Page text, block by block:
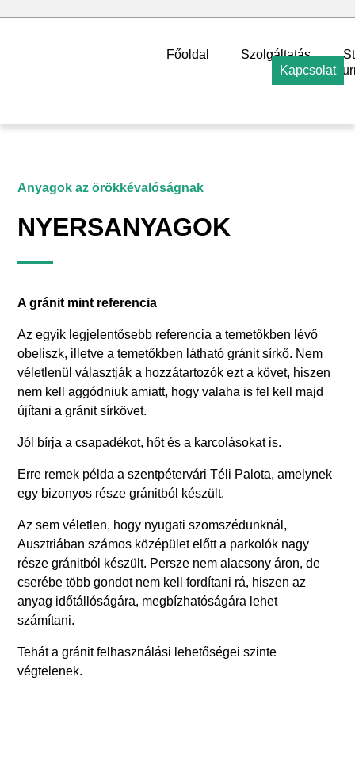
Főoldal Szolgáltatás
Kapcsolat
Anyagok az örökkévalóságnak
NYERSANYAGOK
A gránit mint referencia
Az egyik legjelentősebb referencia a temetőkben lévő
obeliszk, illetve a temetőkben látható gránit sírkő. Nem
véletlenül választják a hozzátartozók ezt a követ, hiszen
nem kell aggódniuk amiatt, hogy valaha is fel kell majd
újítani a gránit sírkövet.
Jól bírja a csapadékot, hőt és a karcolásokat is.
Erre remek példa a szentpétervári Téli Palota, amelynek
egy bizonyos része gránitból készült.
Az sem véletlen, hogy nyugati szomszédunknál,
Ausztriában számos középület előtt a parkolók nagy
része gránitból készült. Persze nem alacsony áron, de
cserébe több gondot nem kell fordítani rá, hiszen az
anyag időtállóságára, megbízhatóságára lehet
számítani.
Tehát a gránit felhasználási lehetőségei szinte
végtelenek.